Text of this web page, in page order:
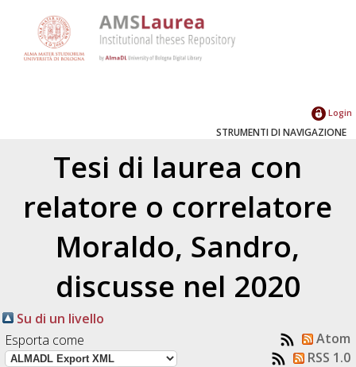
Login
STRUMENTI DI NAVIGAZIONE
Tesi di laurea con
relatore o correlatore
Moraldo, Sandro,
discusse nel 2020
Su di un livello
Esporta come
Atom
RSS 1.0